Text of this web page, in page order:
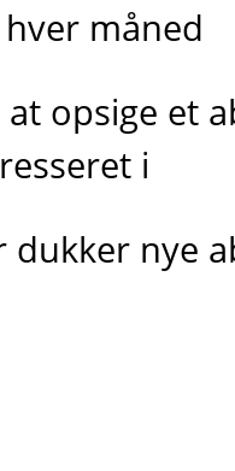
måned
opsige et
i
dukker nye